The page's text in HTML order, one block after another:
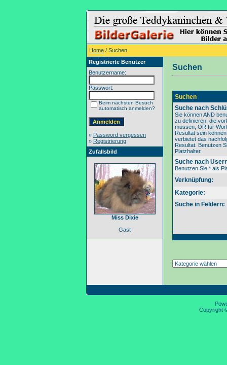
Home / Suchen
Registrierte Benutzer
Benutzername:
Passwort:
Beim nächsten Besuch
automatisch anmelden?
» Password vergessen
» Registrierung
Zufallsbild
Miss Dixie
Gast
Suchen
Suchen
Suche nach
Sie können AND
zu definieren, die
müssen, OR für
Resultat sein
verbietet das
Resultat. Benutzen
Platzhalter.
Suche nach
Benutzen Sie * als
Verknüpfung:
Kategorie:
Suche in Feldern:
Copyright